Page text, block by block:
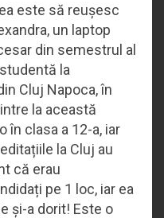
este să reușesc
un laptop
din semestrul al
la
Cluj Napoca, în
la această
în clasa a 12-a, iar
la Cluj au
că erau
pe 1 loc, iar ea
și-a dorit! Este o